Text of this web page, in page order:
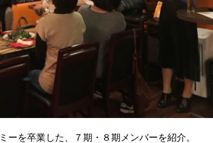
ーを卒業した、７期・８期メンバーを紹介。